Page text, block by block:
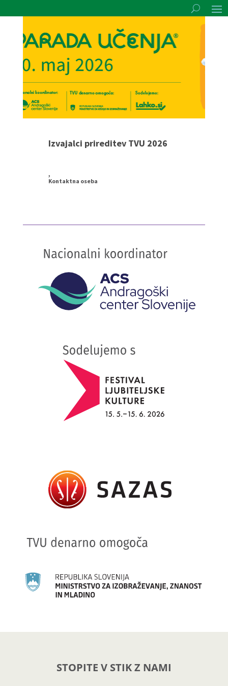
Izvajalci prireditev TVU 2026
,
Kontaktna oseba
STOPITE V STIK Z NAMI